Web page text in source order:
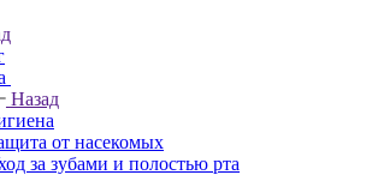
Назад
от насекомых
за зубами и полостью рта